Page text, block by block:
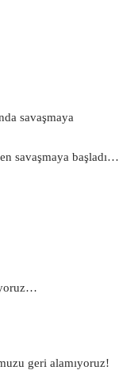
savaşmaya
savaşmaya başladı…
geri alamıyoruz!